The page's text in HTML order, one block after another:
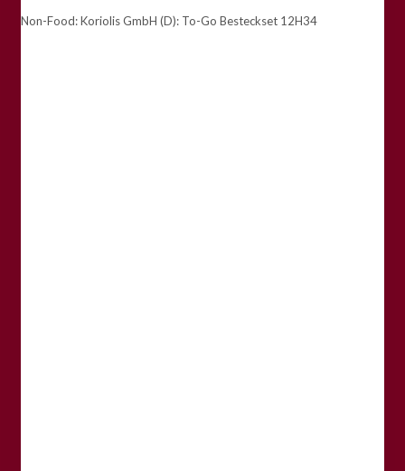
Non-Food: Koriolis GmbH (D): To-Go Besteckset 12H34